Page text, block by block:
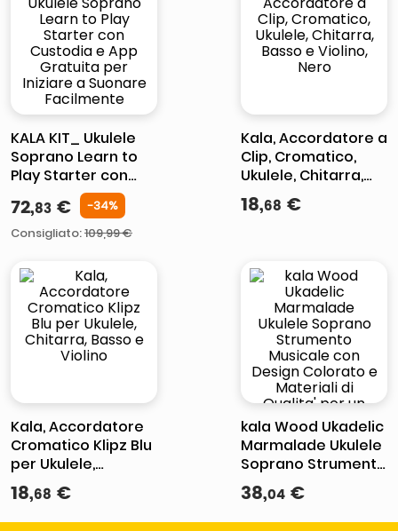
elenco
lucidatrice pavimenti
pattumiera raccolta differenziata
KALA KIT_ Ukulele
Soprano Learn to
Play Starter con
Custodia e App
Gratuita per
Iniziare a Suonare
72,83 € -34%
Consigliato:109,99 €
Kala, Accordatore a
Clip, Cromatico,
Ukulele, Chitarra,
Basso e Violino,
Nero
18,68 €
Kala, Accordatore
Cromatico Klipz Blu
per Ukulele,
Chitarra, Basso e
Violino
18,68 €
kala Wood Ukadelic
Marmalade Ukulele
Soprano Strumento
Musicale con
Design Colorato e
Materiali di Qualita'
38,04 €